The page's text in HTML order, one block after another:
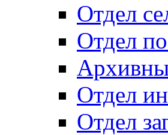
Отдел
Отдел
Отдел
Отдел